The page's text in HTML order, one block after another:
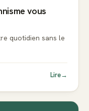
vous
quotidien sans le
Lire→